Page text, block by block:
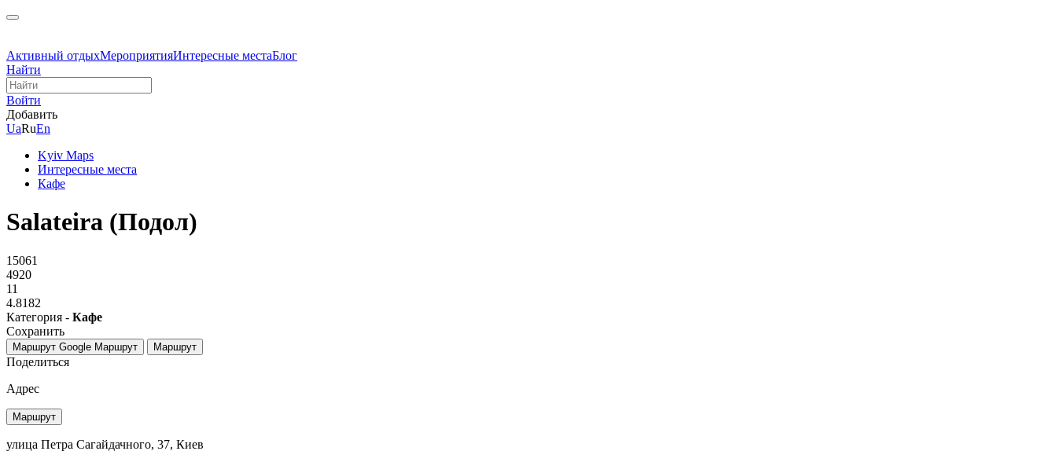
Активный отдыхМероприятияИнтересные местаБлог
Найти
Войти
Добавить
UaRuEn
Kyiv Maps
Интересные места
Кафе
Salateira (Подол)
15061
4920
11
4.8182
Категория - Кафе
Сохранить
Маршрут Google Маршрут Маршрут
Поделиться
Адрес
Маршрут
улица Петра Сагайдачного, 37, Киев